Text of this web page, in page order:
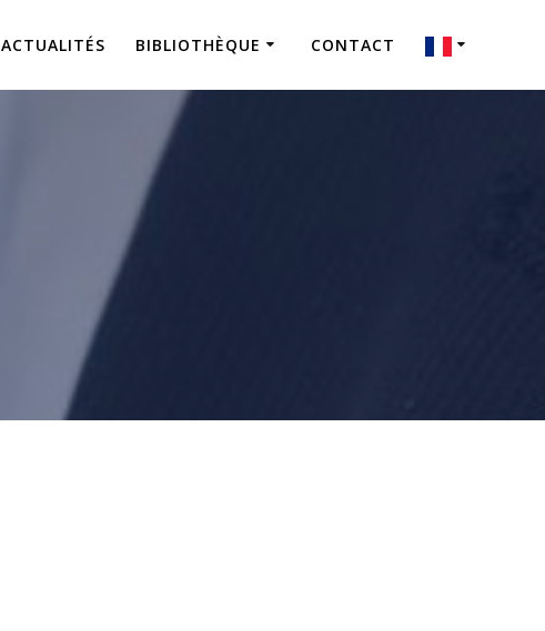
ACTUALITÉS BIBLIOTHÈQUE CONTACT